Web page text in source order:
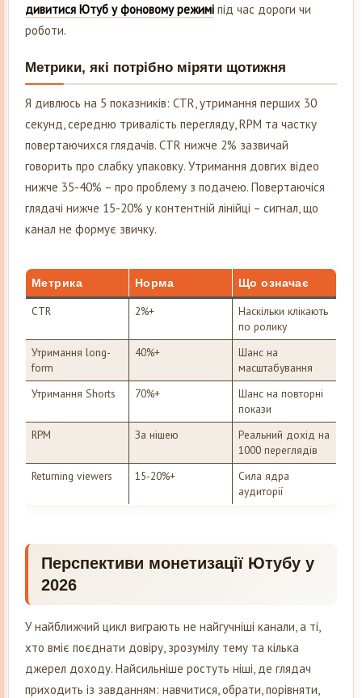
дивитися Ютуб у фоновому режимі під час дороги чи
роботи.
Метрики, які потрібно міряти щотижня
Я дивлюсь на 5 показників: CTR, утримання перших 30
секунд, середню тривалість перегляду, RPM та частку
повертаючихся глядачів. CTR нижче 2% зазвичай
говорить про слабку упаковку. Утримання довгих відео
нижче 35-40% – про проблему з подачею. Повертаючіся
глядачі нижче 15-20% у контентній лінійці – сигнал, що
канал не формує звичку.
Метрика Норма Що означає
CTR 2%+
Наскільки клікають
по ролику
Утримання long-
form
40%+
Шанс на
масштабування
Утримання Shorts
70%+
Шанс на повторні
покази
RPM
За нішею
Реальний дохід на
1000 переглядів
Returning viewers
15-20%+
Сила ядра
аудиторії
Перспективи монетизації Ютубу у
2026
У найближчий цикл виграють не найгучніші канали, а ті,
хто вміє поєднати довіру, зрозумілу тему та кілька
джерел доходу. Найсильніше ростуть ніші, де глядач
приходить із завданням: навчитися, обрати, порівняти,